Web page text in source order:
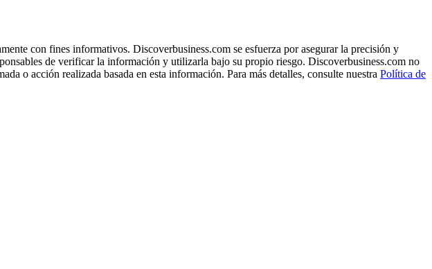
con fines informativos. Discoverbusiness.com se esfuerza por asegurar la precisión y
de verificar la información y utilizarla bajo su propio riesgo. Discoverbusiness.com no
o acción realizada basada en esta información. Para más detalles, consulte nuestra Política de